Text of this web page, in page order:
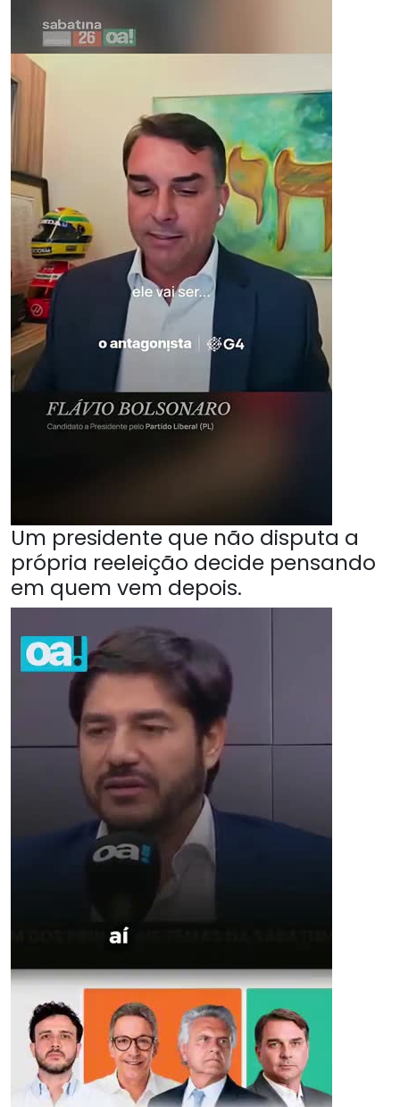
Um presidente que não disputa a
própria reeleição decide pensando
em quem vem depois.